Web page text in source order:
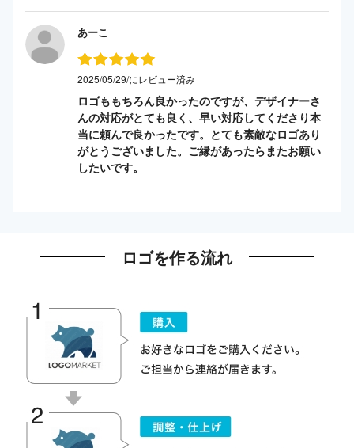
あーこ
2025/05/29/にレビュー済み
ロゴももちろん良かったのですが、デザイナーさ
んの対応がとても良く、早い対応してくださり本
当に頼んで良かったです。とても素敵なロゴあり
がとうございました。ご縁があったらまたお願い
したいです。
ロゴを作る流れ